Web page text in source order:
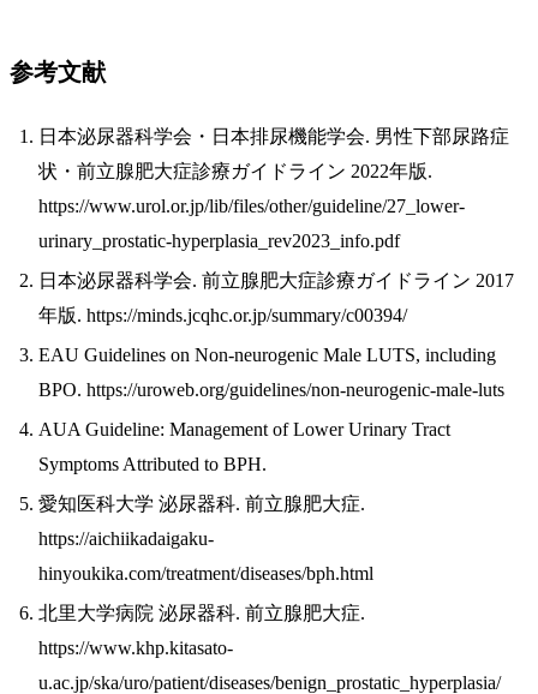
参考文献
日本泌尿器科学会・日本排尿機能学会. 男性下部尿路症
状・前立腺肥大症診療ガイドライン 2022年版.
https://www.urol.or.jp/lib/files/other/guideline/27_lower-
urinary_prostatic-hyperplasia_rev2023_info.pdf
日本泌尿器科学会. 前立腺肥大症診療ガイドライン 2017
年版. https://minds.jcqhc.or.jp/summary/c00394/
EAU Guidelines on Non-neurogenic Male LUTS, including
BPO. https://uroweb.org/guidelines/non-neurogenic-male-luts
AUA Guideline: Management of Lower Urinary Tract
Symptoms Attributed to BPH.
愛知医科大学 泌尿器科. 前立腺肥大症.
https://aichiikadaigaku-
hinyoukika.com/treatment/diseases/bph.html
北里大学病院 泌尿器科. 前立腺肥大症.
https://www.khp.kitasato-
u.ac.jp/ska/uro/patient/diseases/benign_prostatic_hyperplasia/